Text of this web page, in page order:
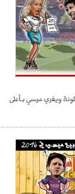
ويغري ميسي بـأعلى